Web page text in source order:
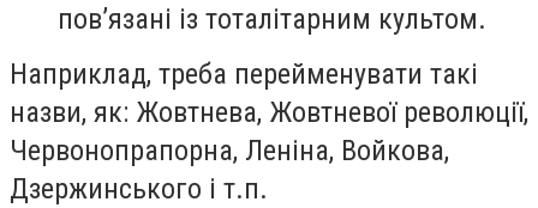
пов’язані із тоталітарним культом.
Наприклад, треба перейменувати такі
назви, як: Жовтнева, Жовтневої революції,
Червонопрапорна, Леніна, Войкова,
Дзержинського і т.п.